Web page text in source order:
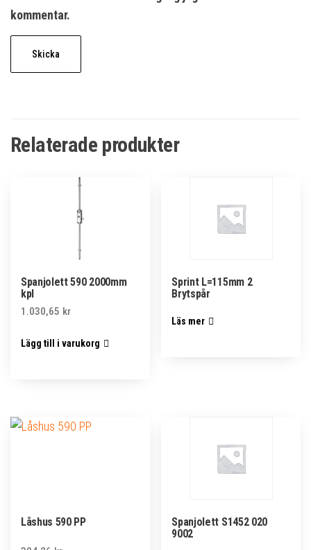
kommentar.
Relaterade produkter
Spanjolett 590 2000mm
kpl
1.030,65 kr
Lägg till i varukorg
Sprint L=115mm 2
Brytspår
Läs mer
Låshus 590 PP
Spanjolett S1452 020
9002